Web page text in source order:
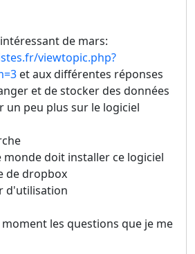
de mars:
viewtopic.php?
et aux différentes réponses
et de stocker des données
un peu plus sur le logiciel
monde doit installer ce logiciel
de dropbox
d'utilisation
les questions que je me